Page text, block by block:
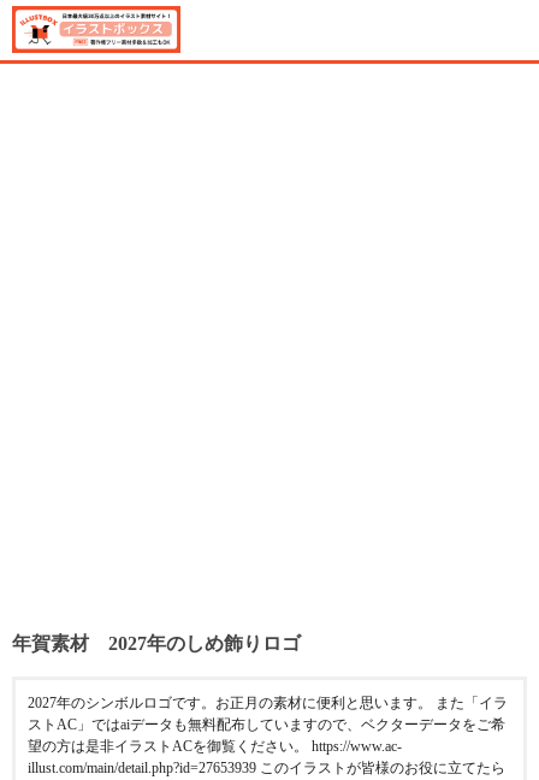
年賀素材 2027年のしめ飾りロゴ
2027年のシンボルロゴです。お正月の素材に便利と思います。 また「イラ
ストAC」ではaiデータも無料配布していますので、ベクターデータをご希
望の方は是非イラストACを御覧ください。 https://www.ac-
illust.com/main/detail.php?id=27653939 このイラストが皆様のお役に立てたら